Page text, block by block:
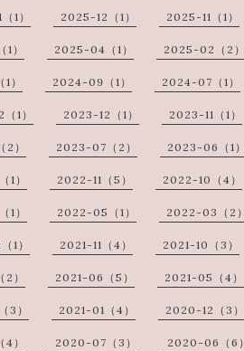
1） 2025-12（1） 2025-11（1）
） 2025-04（1） 2025-02（2）
） 2024-09（1） 2024-07（1）
1） 2023-12（1） 2023-11（1）
） 2023-07（2） 2023-06（1）
1） 2022-11（5） 2022-10（4）
1） 2022-05（1） 2022-03（2）
1） 2021-11（4） 2021-10（3）
） 2021-06（5） 2021-05（4）
3） 2021-01（4） 2020-12（3）
） 2020-07（3） 2020-06（6）